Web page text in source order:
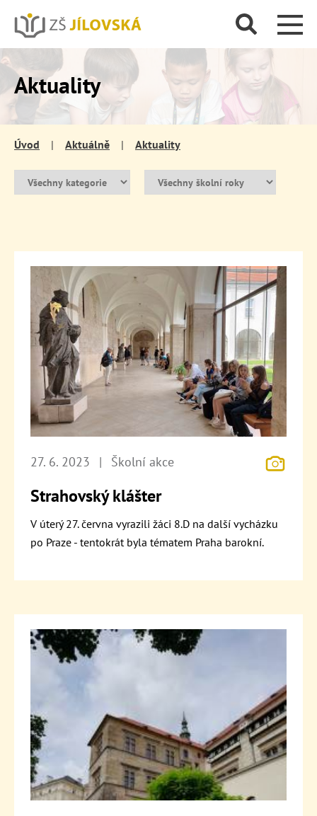
Aktuality
Úvod | Aktuálně | Aktuality
27. 6. 2023 | Školní akce
Strahovský klášter
V úterý 27. června vyrazili žáci 8.D na další vycházku
po Praze - tentokrát byla tématem Praha barokní.